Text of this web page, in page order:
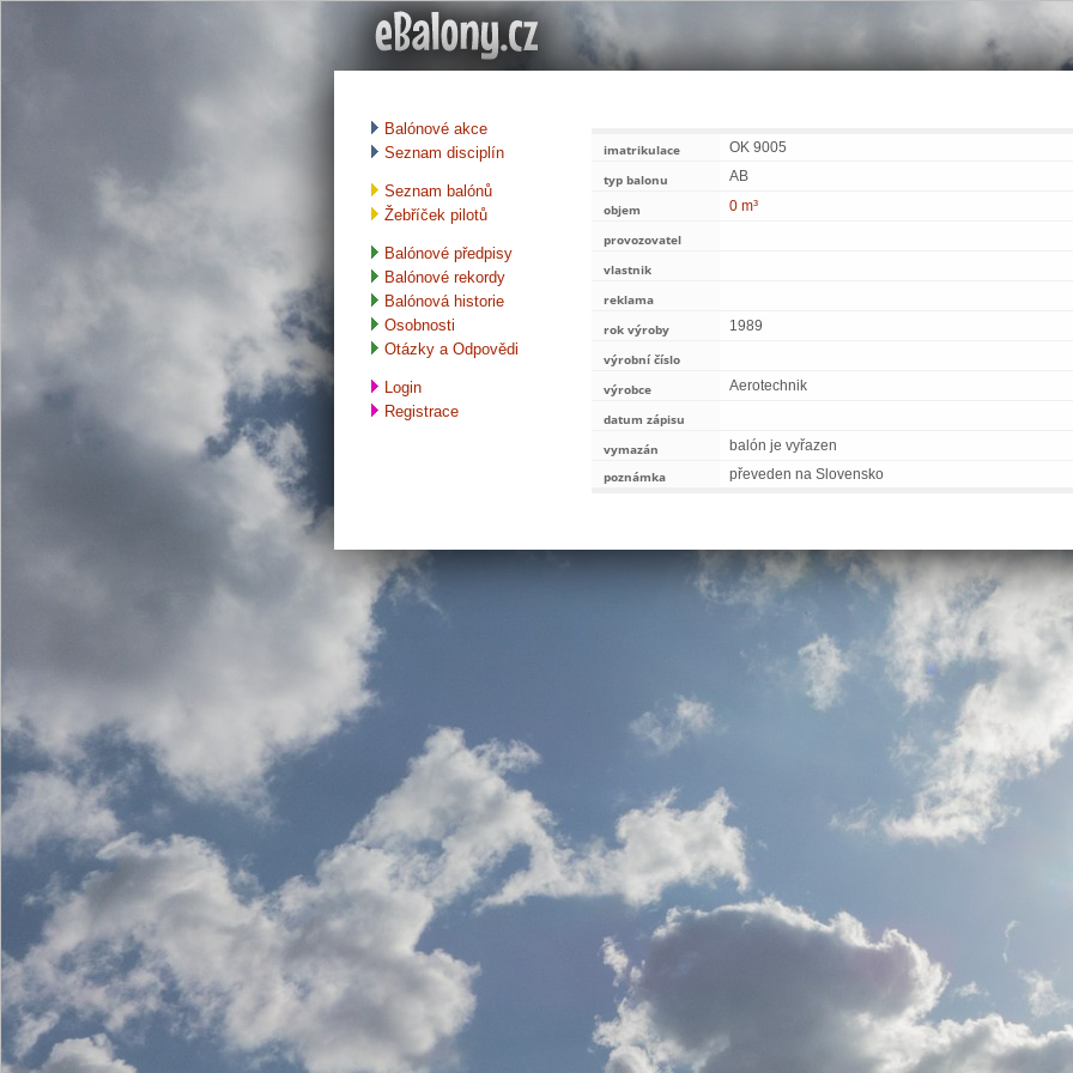
Balónové akce
Seznam disciplín
Seznam balónů
Žebříček pilotů
Balónové předpisy
Balónové rekordy
Balónová historie
Osobnosti
Otázky a Odpovědi
Login
Registrace
imatrikulace
OK 9005
typ balonu
AB
objem
0 m³
provozovatel
vlastnik
reklama
rok výroby
1989
výrobní číslo
výrobce
Aerotechnik
datum zápisu
vymazán
balón je vyřazen
poznámka
převeden na Slovensko